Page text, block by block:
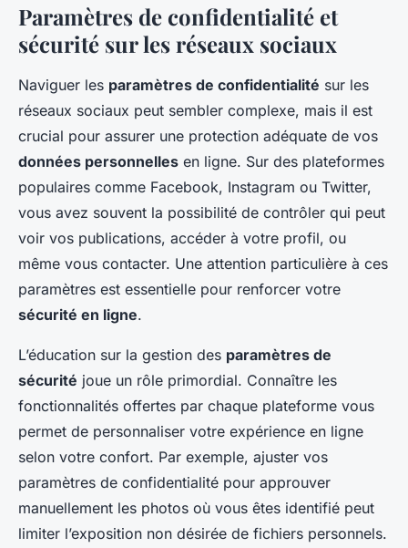
Paramètres de confidentialité et
sécurité sur les réseaux sociaux
Naviguer les paramètres de confidentialité sur les
réseaux sociaux peut sembler complexe, mais il est
crucial pour assurer une protection adéquate de vos
données personnelles en ligne. Sur des plateformes
populaires comme Facebook, Instagram ou Twitter,
vous avez souvent la possibilité de contrôler qui peut
voir vos publications, accéder à votre profil, ou
même vous contacter. Une attention particulière à ces
paramètres est essentielle pour renforcer votre
sécurité en ligne.
L’éducation sur la gestion des paramètres de
sécurité joue un rôle primordial. Connaître les
fonctionnalités offertes par chaque plateforme vous
permet de personnaliser votre expérience en ligne
selon votre confort. Par exemple, ajuster vos
paramètres de confidentialité pour approuver
manuellement les photos où vous êtes identifié peut
limiter l’exposition non désirée de fichiers personnels.